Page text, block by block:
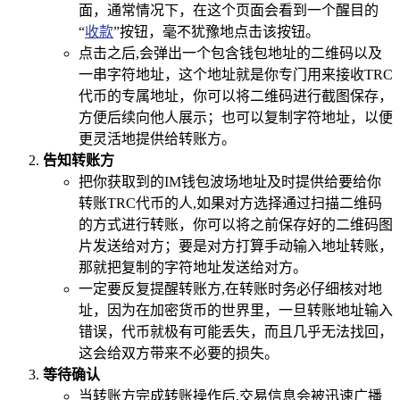
面，通常情况下，在这个页面会看到一个醒目的
“收款”按钮，毫不犹豫地点击该按钮。
点击之后,会弹出一个包含钱包地址的二维码以及
一串字符地址，这个地址就是你专门用来接收TRC
代币的专属地址，你可以将二维码进行截图保存，
方便后续向他人展示；也可以复制字符地址，以便
更灵活地提供给转账方。
告知转账方
把你获取到的IM钱包波场地址及时提供给要给你
转账TRC代币的人,如果对方选择通过扫描二维码
的方式进行转账，你可以将之前保存好的二维码图
片发送给对方；要是对方打算手动输入地址转账，
那就把复制的字符地址发送给对方。
一定要反复提醒转账方,在转账时务必仔细核对地
址，因为在加密货币的世界里，一旦转账地址输入
错误，代币就极有可能丢失，而且几乎无法找回，
这会给双方带来不必要的损失。
等待确认
当转账方完成转账操作后,交易信息会被迅速广播